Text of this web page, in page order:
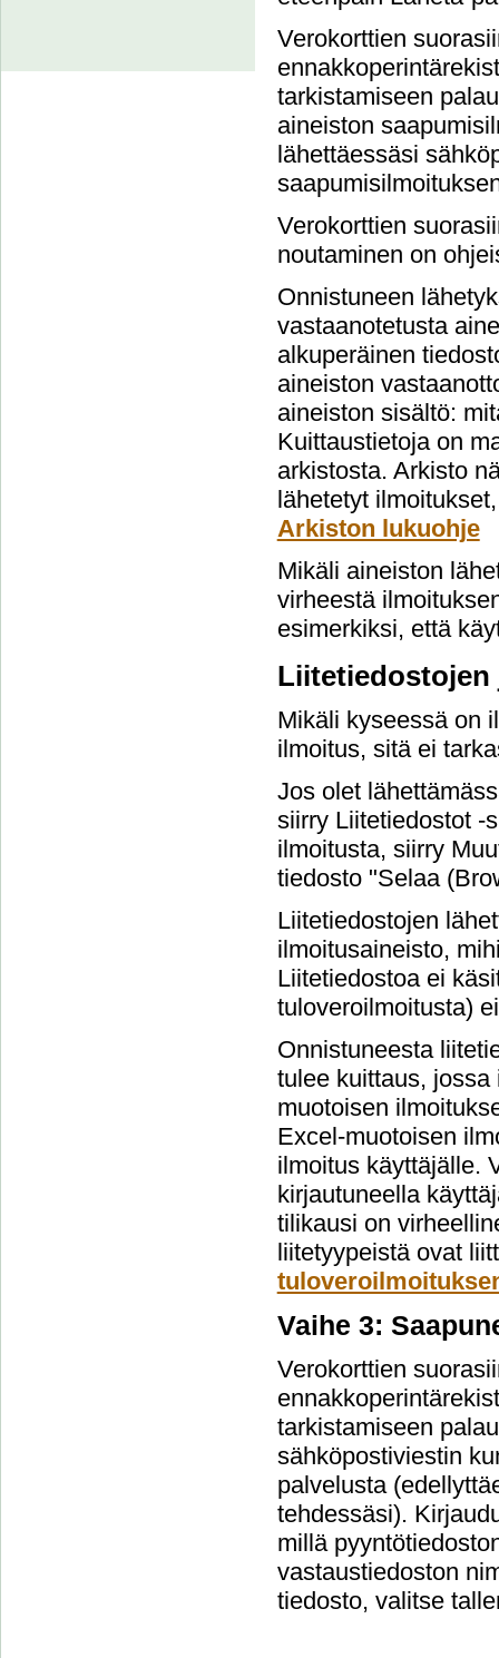
Verokorttien
tarkistamiseen
aineiston
lähettäessäsi
Verokorttien
noutaminen on
Onnistuneen
vastaanotetusta
alkuperäinen
aineiston
aineiston sisältö:
Kuittaustietoja on
arkistosta. Arkisto
lähetetyt
Arkiston lukuohje
Mikäli aineiston
virheestä
esimerkiksi, että
Liitetiedostojen
Mikäli kyseessä on
ilmoitus, sitä ei
Jos olet
siirry Liitetiedostot -
ilmoitusta, siirry
tiedosto "Selaa
Liitetiedostojen
ilmoitusaineisto,
Liitetiedostoa ei
tuloveroilmoitusta)
Onnistuneesta
tulee kuittaus,
muotoisen
Excel-muotoisen
ilmoitus käyttäjälle.
kirjautuneella
tilikausi on
liitetyypeistä ovat
Vaihe 3:
Verokorttien
tarkistamiseen
sähköpostiviestin
palvelusta
tehdessäsi).
millä
vastaustiedoston
tiedosto, valitse